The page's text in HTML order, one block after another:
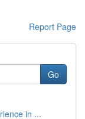
Report Page
Go
in ...